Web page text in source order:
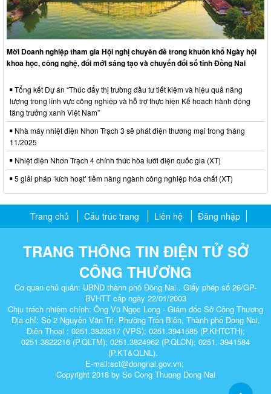
Mời Doanh nghiệp tham gia Hội nghị chuyên đề trong khuôn khổ Ngày hội
khoa học, công nghệ, đổi mới sáng tạo và chuyển đổi số tỉnh Đồng Nai
Tổng kết Dự án “Thúc đẩy thị trường đầu tư tiết kiệm và hiệu quả năng
lượng trong lĩnh vực công nghiệp và hỗ trợ thực hiện Kế hoạch hành động
tăng trưởng xanh Việt Nam”
Nhà máy nhiệt điện Nhơn Trạch 3 sẽ phát điện thương mại trong tháng
11/2025
Nhiệt điện Nhơn Trạch 4 chính thức hòa lưới điện quốc gia (XT)
5 giải pháp ‘kích hoạt’ tiềm năng ngành công nghiệp hóa chất (XT)
Trang chủ Cấu trúc trang Liên hệ Đăng nhập
TRANG THÔNG TIN ĐIỆN TỬ SỞ
CÔNG THƯƠNG
Cơ quan chủ quản: UBND thành phố Đồng Nai . Giấy phép số 26/GP-
BVHTT cấp ngày 22/01/2003
Chịu trách nhiệm chính: Ông Vũ Ngọc Long - Giám đốc Sở Công Thương
Địa chỉ: Số 2 Nguyễn Văn Trị, Phường Trấn Biên, Thành phố Đồng Nai.
Điện Thoại : 0251.3823317 (VPS); 0251.3941585 (P.KHTCTH);
0251.3822216 (P.QLTM); 0251.3824962 (P.QLCN); 0251. 3941584
(P.KT&QLNL).
E-mail:sct@dongnai.gov.vn;
Copyright 2018 by So Cong Thuong Dong Nai​